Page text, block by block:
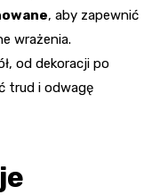
, aby zapewnić
wrażenia.
od dekoracji po
trud i odwagę